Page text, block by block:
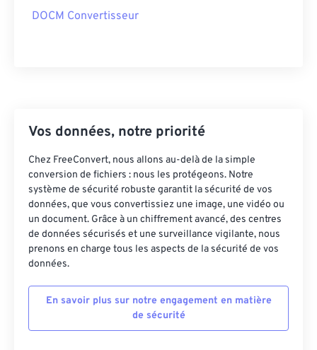
DOCM Convertisseur
Vos données, notre priorité
Chez FreeConvert, nous allons au-delà de la simple
conversion de fichiers : nous les protégeons. Notre
système de sécurité robuste garantit la sécurité de vos
données, que vous convertissiez une image, une vidéo ou
un document. Grâce à un chiffrement avancé, des centres
de données sécurisés et une surveillance vigilante, nous
prenons en charge tous les aspects de la sécurité de vos
données.
En savoir plus sur notre engagement en matière
de sécurité